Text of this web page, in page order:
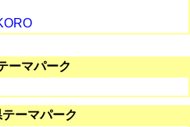
ーマパーク
ーマパーク